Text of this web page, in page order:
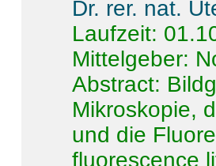
Dr. rer. nat.
Laufzeit:
Mittelgeber:
Abstract:
Mikroskopie,
und die
fluorescence